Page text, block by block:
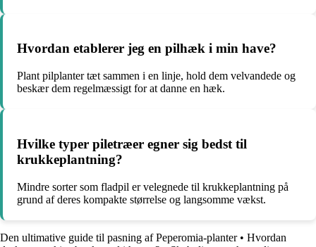
Hvordan etablerer jeg en pilhæk i min have?
Plant pilplanter tæt sammen i en linje, hold dem velvandede og
beskær dem regelmæssigt for at danne en hæk.
Hvilke typer piletræer egner sig bedst til
krukkeplantning?
Mindre sorter som fladpil er velegnede til krukkeplantning på
grund af deres kompakte størrelse og langsomme vækst.
Den ultimative guide til pasning af Peperomia-planter• Hvordan